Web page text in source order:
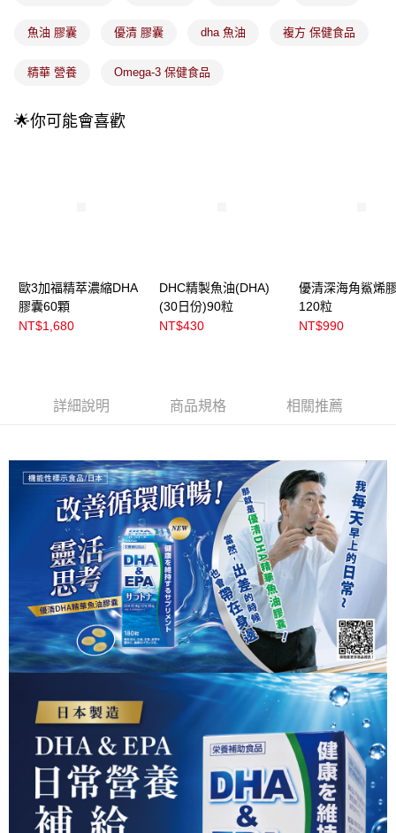
魚油 膠囊 優清 膠囊 dha 魚油 複方 保健食品
精華 營養 Omega-3 保健食品
🌟你可能會喜歡
歐3加福精萃濃縮DHA
膠囊60顆
NT$1,680
DHC精製魚油(DHA)
(30日份)90粒
NT$430
優清深海角鯊烯
120粒
NT$990
詳細說明 商品規格 相關推薦